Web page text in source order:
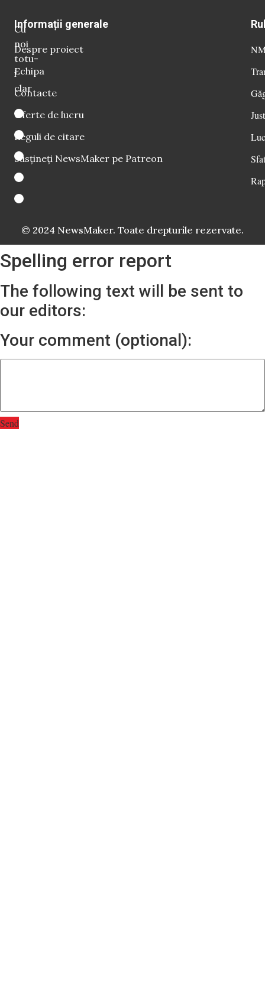
Cu
noi
totu-
i
clar
Informații generale
Despre proiect
Echipa
Contacte
Oferte de lucru
Reguli de citare
Susțineți NewsMaker pe Patreon
© 2024 NewsMaker. Toate drepturile rezervate.
Spelling error report
The following text will be sent to
our editors:
Your comment (optional):
Send